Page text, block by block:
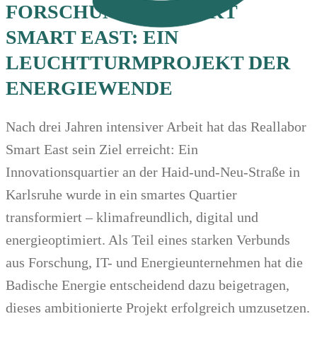
FORSCHUNGSPROJEKT
SMART EAST: EIN
LEUCHTTURMPROJEKT DER
ENERGIEWENDE
Nach drei Jahren intensiver Arbeit hat das Reallabor
Smart East sein Ziel erreicht: Ein
Innovationsquartier an der Haid-und-Neu-Straße in
Karlsruhe wurde in ein smartes Quartier
transformiert – klimafreundlich, digital und
energieoptimiert. Als Teil eines starken Verbunds
aus Forschung, IT- und Energieunternehmen hat die
Badische Energie entscheidend dazu beigetragen,
dieses ambitionierte Projekt erfolgreich umzusetzen.